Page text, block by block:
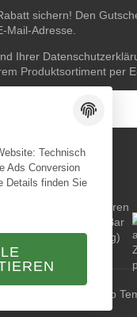
sichern! Den
Mail-Adresse.
Ihrer
Produktsortiment per
TECHNIK JTL-Shop
Technisch
Ads Conversion
Details finden Sie